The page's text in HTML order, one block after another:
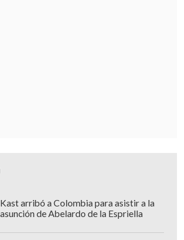
Kast arribó a Colombia para asistir a la
asunción de Abelardo de la Espriella